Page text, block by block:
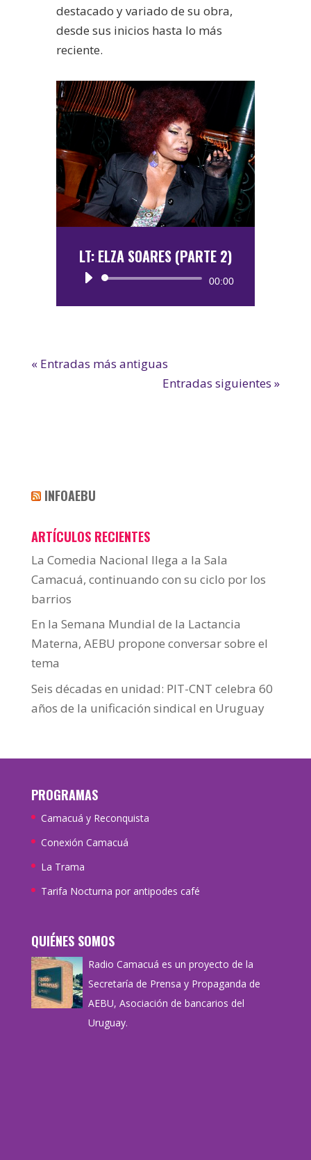
destacado y variado de su obra,
desde sus inicios hasta lo más
reciente.
LT: ELZA SOARES (PARTE 2)
Reproductor
00:00
« Entradas más antiguas
Entradas siguientes »
INFOAEBU
ARTÍCULOS RECIENTES
La Comedia Nacional llega a la Sala
Camacuá, continuando con su ciclo por los
barrios
En la Semana Mundial de la Lactancia
Materna, AEBU propone conversar sobre el
tema
Seis décadas en unidad: PIT-CNT celebra 60
años de la unificación sindical en Uruguay
PROGRAMAS
Camacuá y Reconquista
Conexión Camacuá
La Trama
Tarifa Nocturna por antipodes café
QUIÉNES SOMOS
Radio Camacuá es un proyecto de la
Secretaría de Prensa y Propaganda de
AEBU, Asociación de bancarios del
Uruguay.